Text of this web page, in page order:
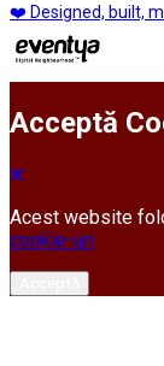
❤️ Designed, built,
Acceptă
Acest website
cookie-uri